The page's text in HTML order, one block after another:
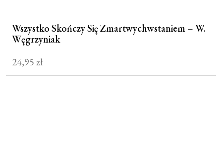
Wszystko Skończy Się Zmartwychwstaniem – W.
Węgrzyniak
24,95zł